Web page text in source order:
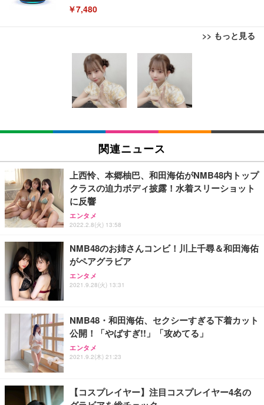
￥7,480
>> もっと見る
[EdoErgo] オフィスチェア 椅子 テレワーク 疲れな
い 跳ね上げ式アームレスト コンパクト 約105度ロッ
キング pc 事務椅子 360度回転 座面昇降 強化ナイロ
ン樹脂ベース 通気性メッシュ 在宅ワーク H-WY01
(黒網+黒枠+黒足)
￥5,699
SIHOO B100 オフィスチェア／デスクチェア メッシ
ュチェア 人間工学 疲れない ブラック
￥27,999
Sezlife オフィスチェア デスクチェア 疲れない テレ
ワーク チェア 強化バックレスト 30度ロッキング機
能 人間工学 椅子 腰サポート 90度跳ね上げ式アーム
レスト 3Dヘッドレスト ハンガー付き 高反発クッシ
務用 おしゃれ パソコンチェア (ブラック)
Sezlife オフィスチェア デスクチェア 疲れない テレ
ワーク チェア 強化バックレスト 30度ロッキング機
能 人間工学 椅子 腰サポート 90度跳ね上げ式アーム
務用 おしゃれ パソコンチェア (ホワイト)
ANDWINT オフィスチェア デスクチェア 肘なし メ
ッシュ 通気性 ランバーサポート付き 腰サポート ガ
ス圧無段階昇降 360度回転 キャスター付き コンパク
EIZO ビジネス向けプレミアムモニター | FlexScan
EV3240X-WT | 31.5型4K UHD・USB Type-C・ホワ
￥105,595
EIZO ビジネス向けプレミアムモニター | FlexScan
￥109,572
【純正品】27"ゲーミングモニター DualSense 充電
フック付き（CFI-ZDM1J）
￥49,979
【整備済み品】Dell E2724HS 27インチ 液晶モニタ
ー フルHD（1920×1080）VA 非光沢 HDMI/DisplayP
ort/VGA スピーカー内蔵 高さ調整 スイベル VESA対
【MiniLED/24.5inch/280Hz/FHD】GRAPHT THE S
HOOTER Gaming Monitor 24” Essential ゲーミン
グモニター QD 24.5インチ 1ms FHD 量子ドット 残
Amazonベーシック ペットシーツ 薄型 レギュラー 1
回使い捨て 無香料 ホワイト 300枚
￥3,373
Amazonベーシック ペットシーツ 厚型 ワイド 42枚
x2袋(84枚) ホワイト(吸収面:ライトブルー)
￥3,234
ネオ・ルーライフ ネオ・オムツ L 中型犬用 26枚入
り 単品
￥1,800
Smart Basic(スマートベーシック) 【Amazon.co.jp
限定】 Smart Basic アイリスオーヤマ ペットシーツ
超厚型 お徳用 ワイド 100枚入 (x 1) (ケース販売)
アイリスオーヤマ ペットシーツ 超厚型 お徳用 レギ
ュラー 200枚入【Amazon.co.jp限定】
関連ニュース
上西怜、本郷柚巴、和田海佑がNMB48内トップ
クラスの迫力ボディ披露！水着スリーショット
に反響
エンタメ
2022.2.8(火) 13:58
NMB48のお姉さんコンビ！川上千尋＆和田海佑
がペアグラビア
エンタメ
2021.9.28(火) 13:31
NMB48・和田海佑、セクシーすぎる下着カット
公開！「やばすぎ!!」「攻めてる」
エンタメ
2021.9.2(木) 21:23
【コスプレイヤー】注目コスプレイヤー4名の